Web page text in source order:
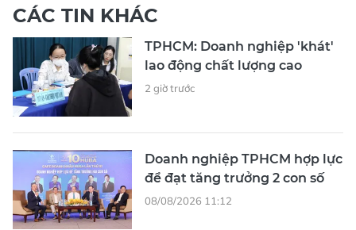
CÁC TIN KHÁC
TPHCM: Doanh nghiệp 'khát'
lao động chất lượng cao
2 giờ trước
Doanh nghiệp TPHCM hợp lực
để đạt tăng trưởng 2 con số
08/08/2026 11:12